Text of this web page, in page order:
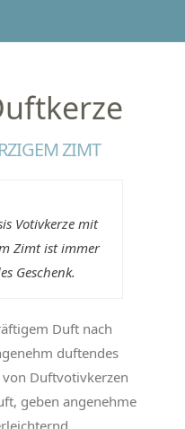
ZIMT
Votivkerze mit
Zimt ist immer
Geschenk.
Duft nach
duftendes
von Duftvotivkerzen
geben angenehme